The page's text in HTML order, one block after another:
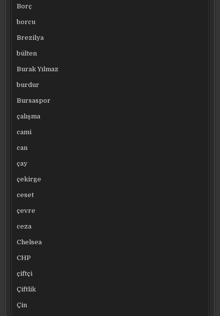
Borç
borcu
Brezilya
bülten
Burak Yılmaz
burdur
Bursaspor
çalışma
cami
can
çay
çekirge
ceset
çevre
ceza
Chelsea
CHP
çiftçi
Çiftlik
Çin